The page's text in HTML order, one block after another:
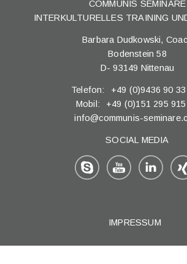
COMMUNIS SEMINARE
INTERKULTURELLES TRAINING
Barbara Dudkowski,
Bodenstein 58
D-93149 Nittenau
Telefon:
+49 (0)9436 90
Mobil:
+49 (0)151 295
info@communis-
SOCIAL MEDIA
IMPRESSUM